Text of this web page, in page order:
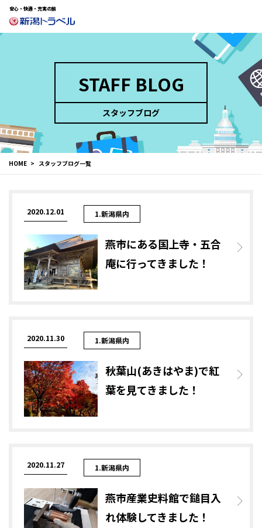
安心・快適・充実の旅
STAFF BLOG
スタッフブログ
HOME スタッフブログ一覧
2020.12.01 1.新潟県内
燕市にある国上寺・五合
庵に行ってきました！
2020.11.30 1.新潟県内
秋葉山(あきはやま)で紅
葉を見てきました！
2020.11.27 1.新潟県内
燕市産業史料館で鎚目入
れ体験してきました！